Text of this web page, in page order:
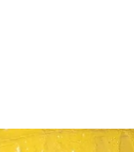
В Николаеве